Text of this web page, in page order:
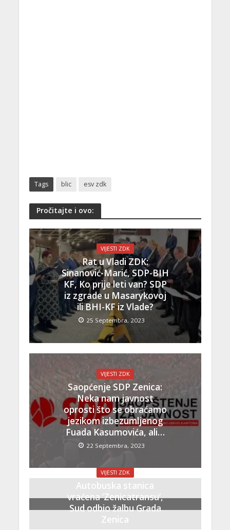
Tags blic esv zdk
Pročitajte i ovo:
VIJESTI ZDK
Rat u Vladi ZDK:
Sinanović-Marić, SDP-BIH
KF, Ko prije leti van? SDP
iz zgrade u Masarykovoj
ili BHI-KF iz Vlade?
25 Septembra, 2023
VIJESTI ZDK
Saopćenje SDP Zenica:
Neka nam javnost
oprosti što se obraćamo
jezikom izbezumljenog
Fuada Kasumovića, ali…
22 Septembra, 2023
VIJESTI ZDK
Autobuska stanica
vraćena ‘Zenicatransu’,
Sud odbio žalbu Grada
Zenica